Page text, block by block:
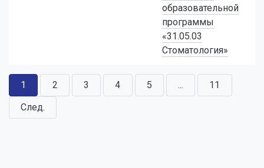
образовательной
программы
«31.05.03
Стоматология»
1 2 3 4 5 ...
11
След.